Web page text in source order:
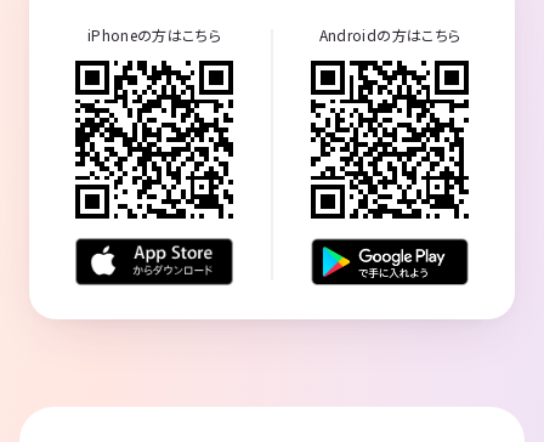
iPhoneの方はこちら Androidの方はこちら